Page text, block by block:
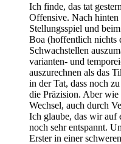
Ich finde, das tat
Offensive. Nach hinten
Stellungsspiel und
Boa (hoffentlich nichts
Schwachstellen
varianten- und
auszurechnen als das
in der Tat, dass noch
die Präzision. Aber
Wechsel, auch durch
Ich glaube, das wir auf
noch sehr entspannt.
Erster in einer